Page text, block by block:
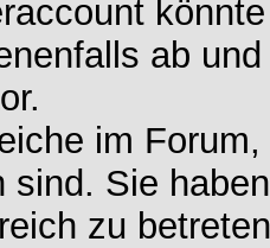
ab
im
sind. Sie
zu